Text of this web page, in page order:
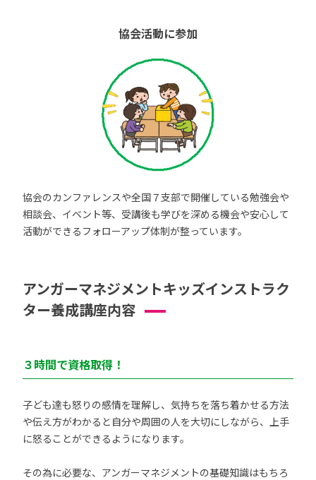
協会活動に参加
協会のカンファレンスや全国７支部で開催している勉強会や
相談会、イベント等、受講後も学びを深める機会や安心して
活動ができるフォローアップ体制が整っています。
アンガーマネジメントキッズインストラク
ター養成講座内容
３時間で資格取得！
子ども達も怒りの感情を理解し、気持ちを落ち着かせる方法
や伝え方がわかると自分や周囲の人を大切にしながら、上手
に怒ることができるようになります。
その為に必要な、アンガーマネジメントの基礎知識はもちろ